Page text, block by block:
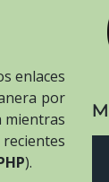
enlaces
por
mientras
).